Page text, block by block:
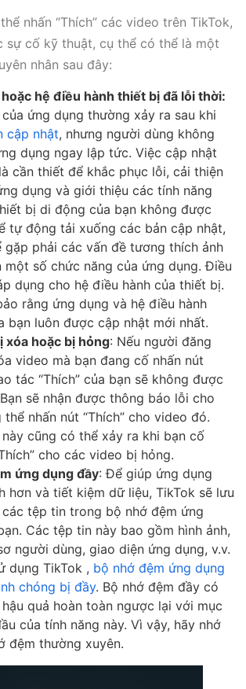
nhấn “Thích” các video trên TikTok,
sự cố kỹ thuật, cụ thể có thể là một
nhân sau đây:
hệ điều hành thiết bị đã lỗi thời:
ứng dụng thường xảy ra sau khi
cập nhật, nhưng người dùng không
dụng ngay lập tức. Việc cập nhật
cần thiết để khắc phục lỗi, cải thiện
dụng và giới thiệu các tính năng
bị di động của bạn không được
tự động tải xuống các bản cập nhật,
gặp phải các vấn đề tương thích ảnh
một số chức năng của ứng dụng. Điều
dụng cho hệ điều hành của thiết bị.
rằng ứng dụng và hệ điều hành
bạn luôn được cập nhật mới nhất.
xóa hoặc bị hỏng: Nếu người đăng
video mà bạn đang cố nhấn nút
tác “Thích” của bạn sẽ không được
sẽ nhận được thông báo lỗi cho
nhấn nút “Thích” cho video đó.
cũng có thể xảy ra khi bạn cố
cho các video bị hỏng.
ứng dụng đầy: Để giúp ứng dụng
hơn và tiết kiệm dữ liệu, TikTok sẽ lưu
tệp tin trong bộ nhớ đệm ứng
Các tệp tin này bao gồm hình ảnh,
người dùng, giao diện ứng dụng, v.v.
dụng TikTok , bộ nhớ đệm ứng dụng
chóng bị đầy. Bộ nhớ đệm đầy có
quả hoàn toàn ngược lại với mục
của tính năng này. Vì vậy, hãy nhớ
đệm thường xuyên.